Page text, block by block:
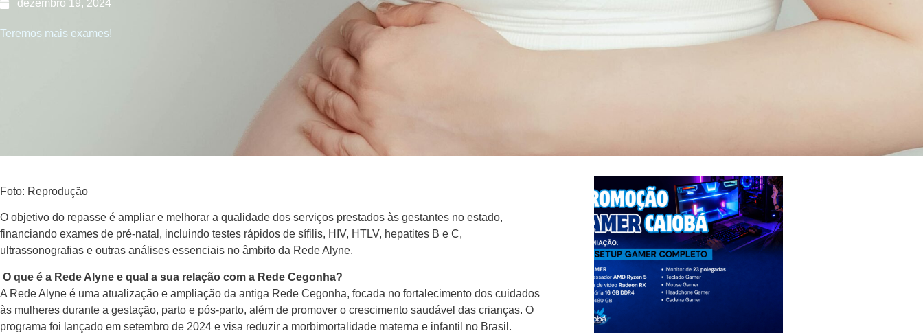
dezembro 19, 2024
Teremos mais exames!
Foto: Reprodução
O objetivo do repasse é ampliar e melhorar a qualidade dos serviços prestados às gestantes no estado,
financiando exames de pré-natal, incluindo testes rápidos de sífilis, HIV, HTLV, hepatites B e C,
ultrassonografias e outras análises essenciais no âmbito da Rede Alyne.
O que é a Rede Alyne e qual a sua relação com a Rede Cegonha?
A Rede Alyne é uma atualização e ampliação da antiga Rede Cegonha, focada no fortalecimento dos cuidados
às mulheres durante a gestação, parto e pós-parto, além de promover o crescimento saudável das crianças. O
programa foi lançado em setembro de 2024 e visa reduzir a morbimortalidade materna e infantil no Brasil.